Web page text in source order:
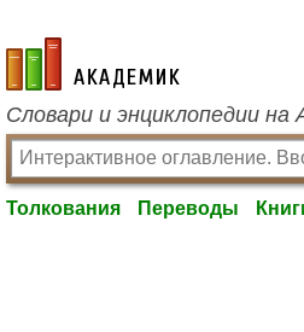
academic.ru
Словари и энциклопедии на
Толкования Переводы